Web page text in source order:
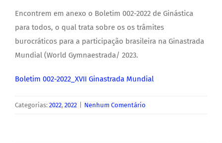
Encontrem em anexo o Boletim 002-2022 de Ginástica
para todos, o qual trata sobre os os trâmites
burocráticos para a participação brasileira na Ginastrada
Mundial (World Gymnaestrada/ 2023.
Boletim 002-2022_XVII Ginastrada Mundial
Categorias: 2022, 2022 Nenhum Comentário